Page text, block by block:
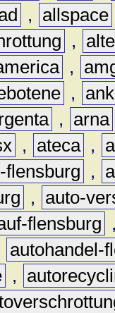
, allspace
,
,
,
, arna
, ateca ,
flensburg ,
,
auto-
flensburg
autohandel-
,